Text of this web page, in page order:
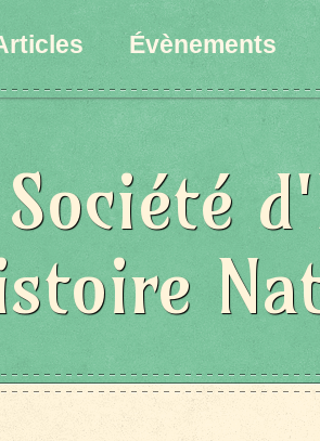
Évènements
Société